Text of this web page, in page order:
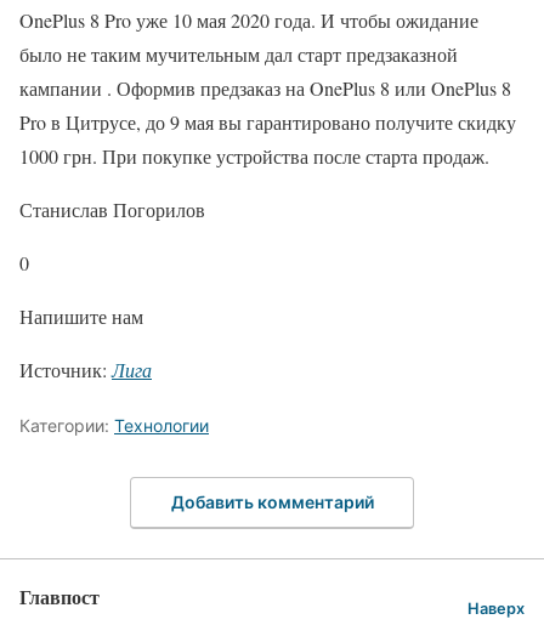
OnePlus 8 Pro уже 10 мая 2020 года. И чтобы ожидание
было не таким мучительным дал старт предзаказной
кампании . Оформив предзаказ на OnePlus 8 или OnePlus 8
Pro в Цитрусе, до 9 мая вы гарантировано получите скидку
1000 грн. При покупке устройства после старта продаж.
Станислав Погорилов
0
Напишите нам
Источник:Лига
Категории: Технологии
Добавить комментарий
Главпост Наверх